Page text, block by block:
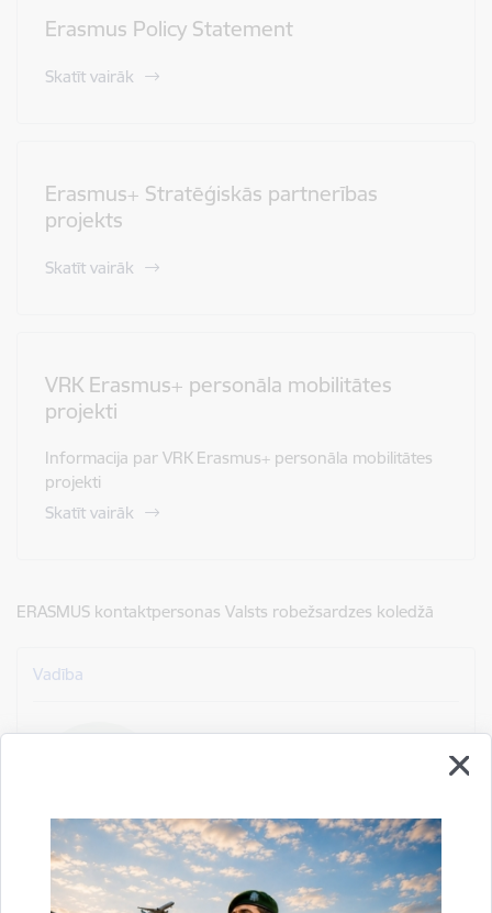
Erasmus Policy Statement
Skatīt vairāk
Erasmus+ Stratēģiskās partnerības
projekts
Skatīt vairāk
VRK Erasmus+ personāla mobilitātes
projekti
Informacija par VRK Erasmus+ personāla mobilitātes
projekti
Skatīt vairāk
ERASMUS kontaktpersonas Valsts robežsardzes koledžā
Vadība
jautājumos)
+371 64603683
E-pasts:
daiga.kupcane@koledza.rs.gov.lv